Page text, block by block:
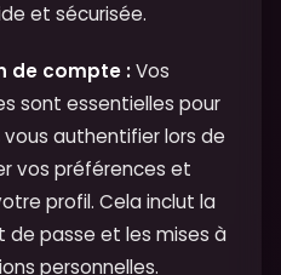
et sécurisée.
de compte :Vos
sont essentielles pour
authentifier lors de
vos préférences et
profil. Cela inclut la
passe et les mises à
personnelles.